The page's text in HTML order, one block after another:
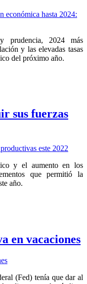
prudencia, 2024 más
y las elevadas tasas
del próximo año.
sus fuerzas
y el aumento en los
que permitió la
año.
en vacaciones
(Fed) tenía que dar al